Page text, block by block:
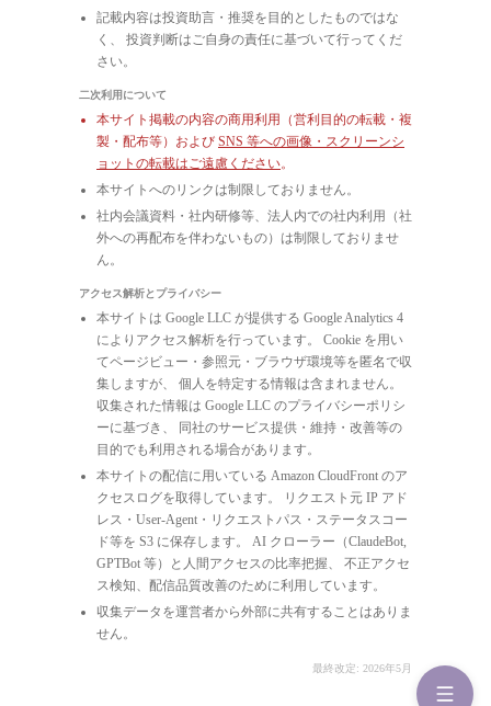
記載内容は投資助言・推奨を目的としたものではな
く、 投資判断はご自身の責任に基づいて行ってくだ
さい。
二次利用について
本サイト掲載の内容の商用利用（営利目的の転載・複
製・配布等）および SNS 等への画像・スクリーンシ
ョットの転載はご遠慮ください。
本サイトへのリンクは制限しておりません。
社内会議資料・社内研修等、法人内での社内利用（社
外への再配布を伴わないもの）は制限しておりませ
ん。
アクセス解析とプライバシー
本サイトは Google LLC が提供する Google Analytics 4
によりアクセス解析を行っています。 Cookie を用い
てページビュー・参照元・ブラウザ環境等を匿名で収
集しますが、 個人を特定する情報は含まれません。
収集された情報は Google LLC のプライバシーポリシ
ーに基づき、 同社のサービス提供・維持・改善等の
目的でも利用される場合があります。
本サイトの配信に用いている Amazon CloudFront のア
クセスログを取得しています。 リクエスト元 IP アド
レス・User-Agent・リクエストパス・ステータスコー
ド等を S3 に保存します。 AI クローラー（ClaudeBot,
GPTBot 等）と人間アクセスの比率把握、 不正アクセ
ス検知、配信品質改善のために利用しています。
収集データを運営者から外部に共有することはありま
せん。
最終改定: 2026年5月